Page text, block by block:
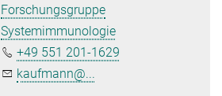
Forschungsgruppe
Systemimmunologie
+49 551 201-1629
kaufmann@...